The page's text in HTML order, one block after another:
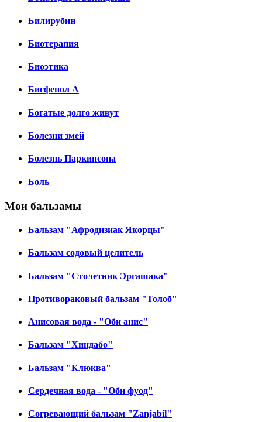
Билирубин
Биотерапия
Биоэтика
Бисфенол А
Богатые долго живут
Болезни змей
Болезнь Паркинсона
Боль
Мои бальзамы
Бальзам "Афродизиак Якорцы"
Бальзам содовый целитель
Бальзам "Столетник Эргашака"
Противораковый бальзам "Толоб"
Анисовая вода - "Оби анис"
Бальзам "Хиндабо"
Бальзам "Клюква"
Сердечная вода - "Оби фуод"
Согревающий бальзам "Zanjabil"